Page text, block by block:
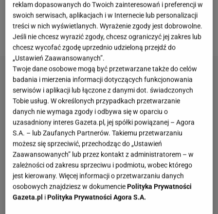
Jednym z wątków okazała się jego opinia na temat
ewentualnego podniesienia podatków dla
najbogatszych obywateli.
reklam dopasowanych do Twoich zainteresowań i preferencji w
swoich serwisach, aplikacjach i w Internecie lub personalizacji
treści w nich wyświetlanych. Wyrażenie zgody jest dobrowolne.
Jeśli nie chcesz wyrazić zgody, chcesz ograniczyć jej zakres lub
chcesz wycofać zgodę uprzednio udzieloną przejdź do
„Ustawień Zaawansowanych”.
Twoje dane osobowe mogą być przetwarzane także do celów
badania i mierzenia informacji dotyczących funkcjonowania
serwisów i aplikacji lub łączone z danymi dot. świadczonych
Tobie usług. W określonych przypadkach przetwarzanie
danych nie wymaga zgody i odbywa się w oparciu o
uzasadniony interes Gazeta.pl, jej spółki powiązanej – Agora
S.A. – lub Zaufanych Partnerów. Takiemu przetwarzaniu
możesz się sprzeciwić, przechodząc do „Ustawień
Zaawansowanych” lub przez kontakt z administratorem – w
zależności od zakresu sprzeciwu i podmiotu, wobec którego
jest kierowany. Więcej informacji o przetwarzaniu danych
osobowych znajdziesz w dokumenciePolityka Prywatności
Gazeta.pl iPolityka Prywatności Agora S.A.